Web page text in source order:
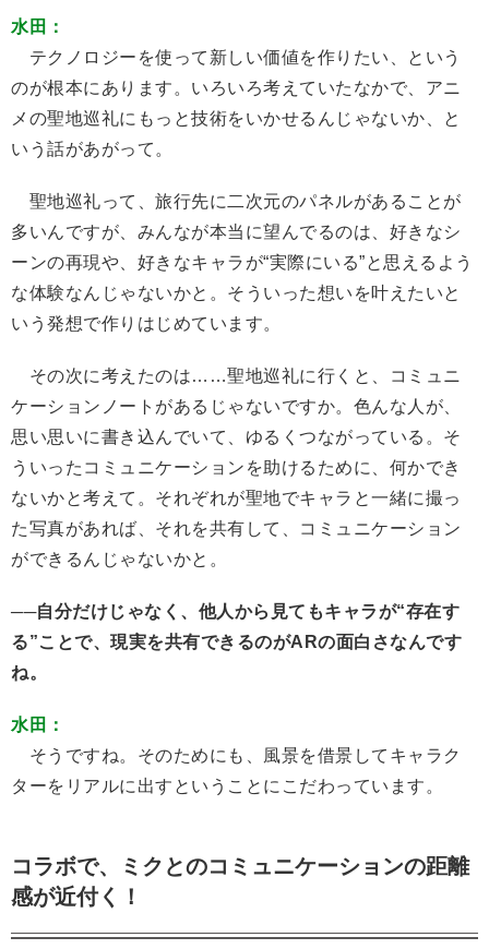
水田：
テクノロジーを使って新しい価値を作りたい、という
のが根本にあります。いろいろ考えていたなかで、アニ
メの聖地巡礼にもっと技術をいかせるんじゃないか、と
いう話があがって。
聖地巡礼って、旅行先に二次元のパネルがあることが
多いんですが、みんなが本当に望んでるのは、好きなシ
ーンの再現や、好きなキャラが“実際にいる”と思えるよう
な体験なんじゃないかと。そういった想いを叶えたいと
いう発想で作りはじめています。
その次に考えたのは……聖地巡礼に行くと、コミュニ
ケーションノートがあるじゃないですか。色んな人が、
思い思いに書き込んでいて、ゆるくつながっている。そ
ういったコミュニケーションを助けるために、何かでき
ないかと考えて。それぞれが聖地でキャラと一緒に撮っ
た写真があれば、それを共有して、コミュニケーション
ができるんじゃないかと。
──自分だけじゃなく、他人から見てもキャラが“存在す
る”ことで、現実を共有できるのがARの面白さなんです
ね。
水田：
そうですね。そのためにも、風景を借景してキャラク
ターをリアルに出すということにこだわっています。
コラボで、ミクとのコミュニケーションの距離
感が近付く！